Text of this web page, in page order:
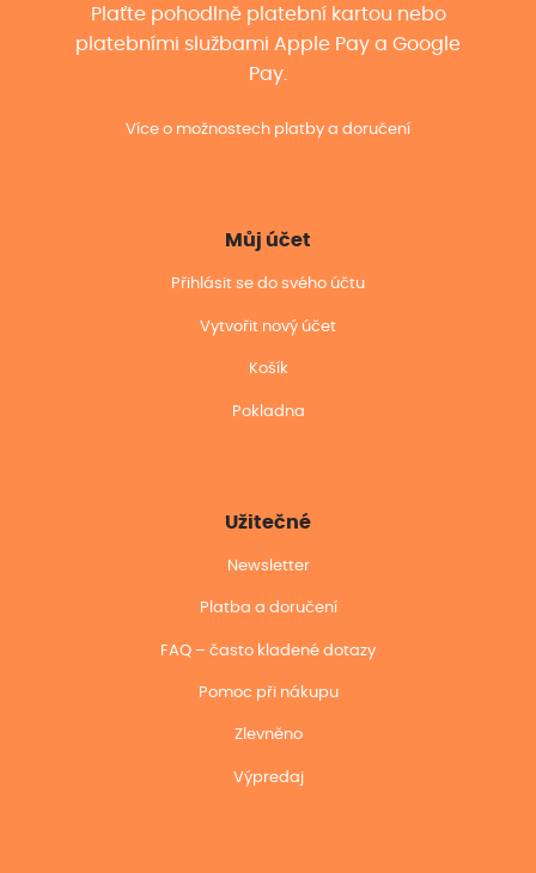
Plaťte pohodlně platební kartou nebo
platebními službami Apple Pay a Google
Pay.
Více o možnostech platby a doručení
Můj účet
Přihlásit se do svého účtu
Vytvořit nový účet
Košík
Pokladna
Užitečné
Newsletter
Platba a doručení
FAQ – často kladené dotazy
Pomoc při nákupu
Zlevněno
Výpredaj